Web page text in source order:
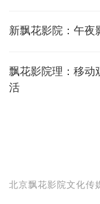
新飘花影院：午夜
飘花影院理：移
活
北京飘花影院文化传